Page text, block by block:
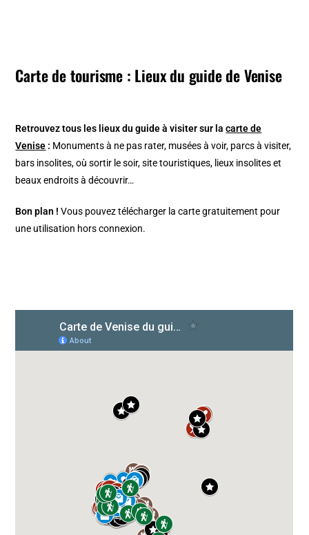
Carte de tourisme : Lieux du guide de Venise
Retrouvez tous les lieux du guide à visiter sur lacarte de
Venise : Monuments à ne pas rater, musées à voir, parcs à visiter,
bars insolites, où sortir le soir, site touristiques, lieux insolites et
beaux endroits à découvrir…
Bon plan ! Vous pouvez télécharger la carte gratuitement pour
une utilisation hors connexion.